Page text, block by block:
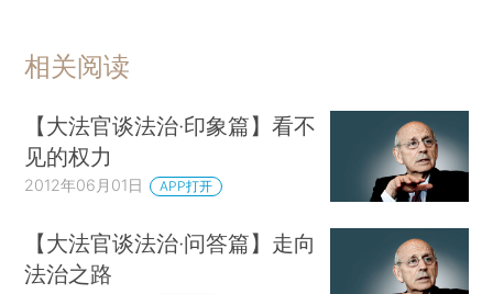
相关阅读
【大法官谈法治·印象篇】看不
见的权力
2012年06月01日 APP打开
【大法官谈法治·问答篇】走向
法治之路